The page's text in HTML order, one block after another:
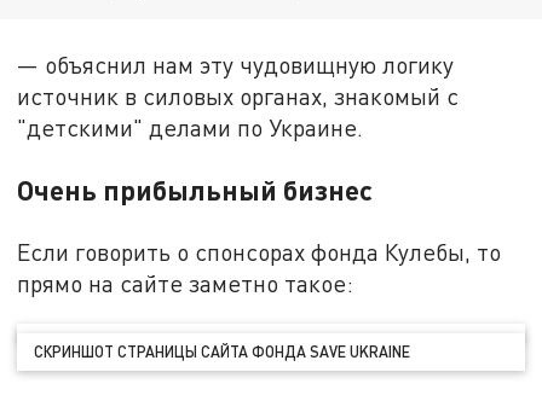
— объяснил нам эту чудовищную логику
источник в силовых органах, знакомый с
"детскими" делами по Украине.
Очень прибыльный бизнес
Если говорить о спонсорах фонда Кулебы, то
прямо на сайте заметно такое:
СКРИНШОТ СТРАНИЦЫ САЙТА ФОНДА SAVE UKRAINE